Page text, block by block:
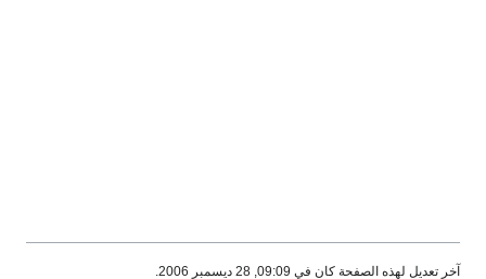
آخر تعديل لهذه الصفحة كان في 09:09, 28 ديسمبر 2006.